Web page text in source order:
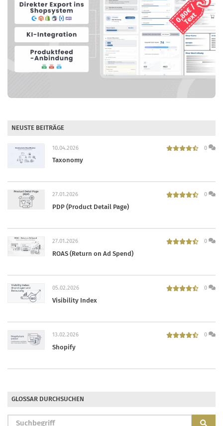
NEUSTE BEITRÄGE
10.04.2026 0
Taxonomy
27.01.2026 0
PDP (Product Detail Page)
27.01.2026 0
ROAS (Return on Ad Spend)
05.02.2026 0
Visibility Index
13.02.2026 0
Shopify
GLOSSAR DURCHSUCHEN